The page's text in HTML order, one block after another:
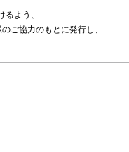
よう、
ご協力のもとに発行し、